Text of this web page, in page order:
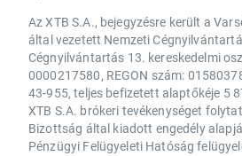
Az XTB S.A., bejegyzésre került a
által vezetett Nemzeti
Cégnyilvántartás 13. kereskedelmi
0000217580, REGON szám:
43-955, teljes befizetett alaptőkéje 5
XTB S.A. brókeri tevékenységet
Bizottság által kiadott engedély
Pénzügyi Felügyeleti Hatóság